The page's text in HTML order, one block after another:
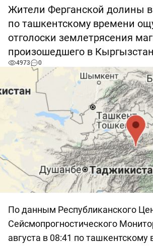
Жители Ферганской долины в
по ташкентскому времени
отголоски землетрясения
произошедшего в
4973 0
По данным Республиканского
Сейсмопрогностического
августа в 08:41 по ташкентскому